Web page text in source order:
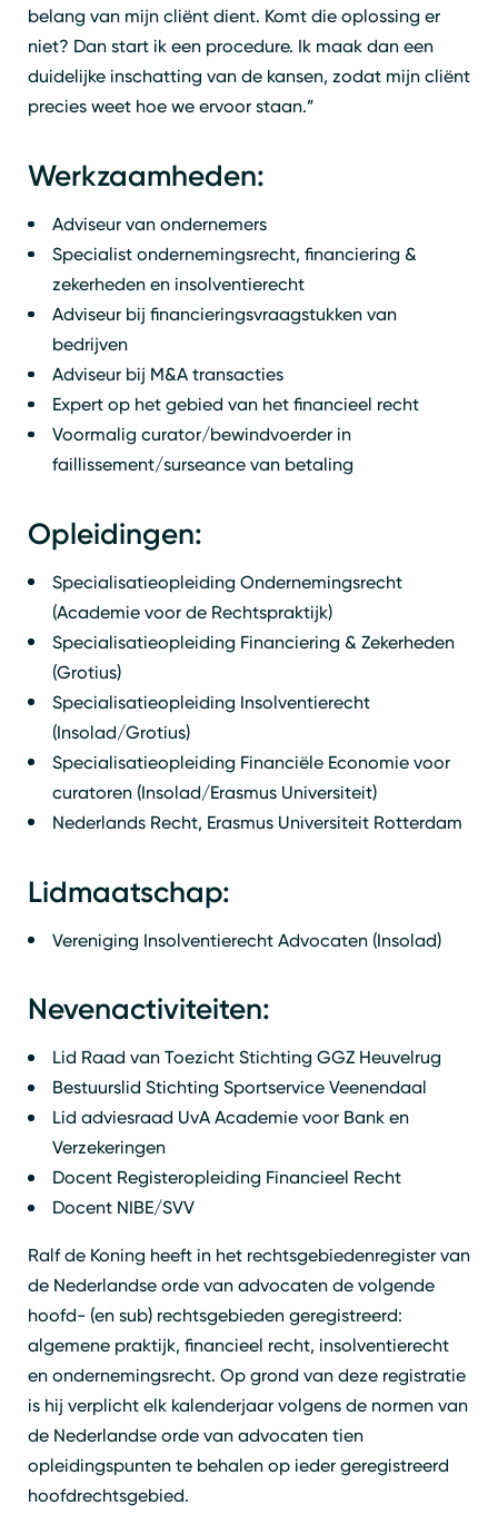
belang van mijn cliënt dient. Komt die oplossing er
niet? Dan start ik een procedure. Ik maak dan een
duidelijke inschatting van de kansen, zodat mijn cliënt
precies weet hoe we ervoor staan.”
Werkzaamheden:
Adviseur van ondernemers
Specialist ondernemingsrecht, financiering &
zekerheden en insolventierecht
Adviseur bij financieringsvraagstukken van
bedrijven
Adviseur bij M&A transacties
Expert op het gebied van het financieel recht
Voormalig curator/bewindvoerder in
faillissement/surseance van betaling
Opleidingen:
Specialisatieopleiding Ondernemingsrecht
(Academie voor de Rechtspraktijk)
Specialisatieopleiding Financiering & Zekerheden
(Grotius)
Specialisatieopleiding Insolventierecht
(Insolad/Grotius)
Specialisatieopleiding Financiële Economie voor
curatoren (Insolad/Erasmus Universiteit)
Nederlands Recht, Erasmus Universiteit Rotterdam
Lidmaatschap:
Vereniging Insolventierecht Advocaten (Insolad)
Nevenactiviteiten:
Lid Raad van Toezicht Stichting GGZ Heuvelrug
Bestuurslid Stichting Sportservice Veenendaal
Lid adviesraad UvA Academie voor Bank en
Verzekeringen
Docent Registeropleiding Financieel Recht
Docent NIBE/SVV
Ralf de Koning heeft in het rechtsgebiedenregister van
de Nederlandse orde van advocaten de volgende
hoofd- (en sub) rechtsgebieden geregistreerd:
algemene praktijk, financieel recht, insolventierecht
en ondernemingsrecht. Op grond van deze registratie
is hij verplicht elk kalenderjaar volgens de normen van
de Nederlandse orde van advocaten tien
opleidingspunten te behalen op ieder geregistreerd
hoofdrechtsgebied.
Zoeken Sluiten